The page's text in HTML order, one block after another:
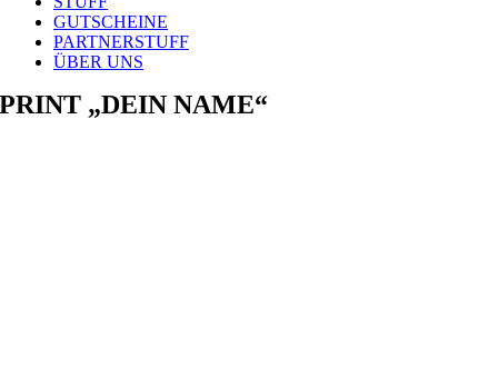
GUTSCHEINE
PARTNERSTUFF
ÜBER UNS
PRINT „DEIN NAME“